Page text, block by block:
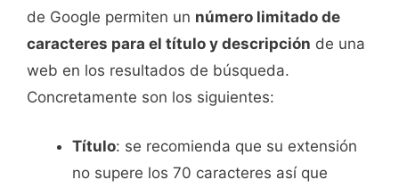
de Google permiten un número limitado de
caracteres para el título y descripción de una
web en los resultados de búsqueda.
Concretamente son los siguientes:
Título: se recomienda que su extensión
no supere los 70 caracteres así que